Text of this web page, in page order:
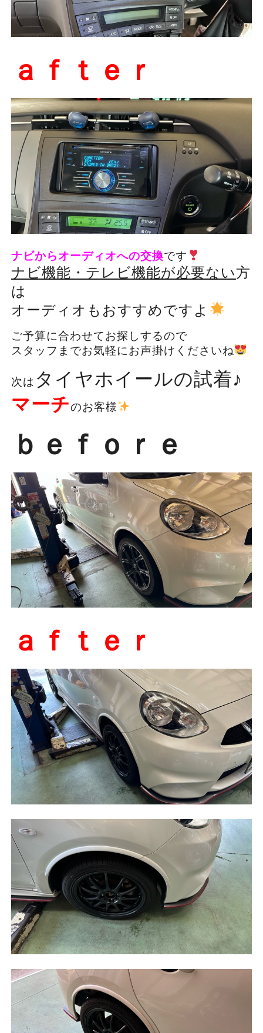
ａｆｔｅｒ
ナビからオーディオへの交換です
ナビ機能・テレビ機能が必要ない方
は
オーディオもおすすめですよ
ご予算に合わせてお探しするので
スタッフまでお気軽にお声掛けくださいね
次は タイヤホイールの試着♪
マーチのお客様
ｂｅｆｏｒｅ
ａｆｔｅｒ